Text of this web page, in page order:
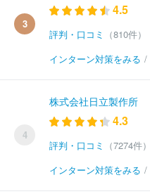
3
4.5
評判・口コミ
（810件）
インターン対策をみる /
4
株式会社日立製作所
4.3
評判・口コミ
（7274件）
インターン対策をみる /